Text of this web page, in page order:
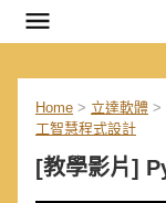
Home > 立達軟體 >
工智慧程式設計
[教學影片]